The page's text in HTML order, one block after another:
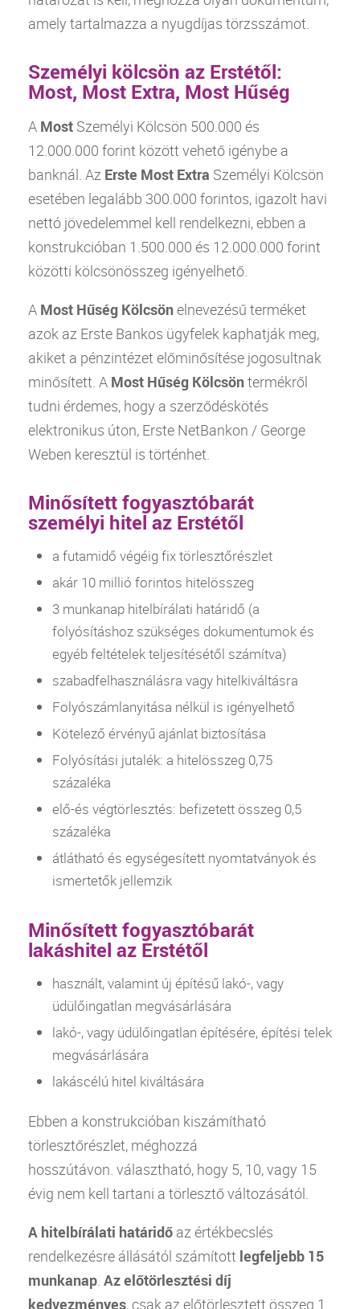
amely tartalmazza a nyugdíjas törzsszámot.
Személyi kölcsön az Erstétől:
Most, Most Extra, Most Hűség
A Most Személyi Kölcsön 500.000 és
12.000.000 forint között vehető igénybe a
banknál. Az Erste Most Extra Személyi Kölcsön
esetében legalább 300.000 forintos, igazolt havi
nettó jövedelemmel kell rendelkezni, ebben a
konstrukcióban 1.500.000 és 12.000.000 forint
közötti kölcsönösszeg igényelhető.
A Most Hűség Kölcsönelnevezésű terméket
azok az Erste Bankos ügyfelek kaphatják meg,
akiket a pénzintézet előminősítése jogosultnak
minősített. A Most Hűség Kölcsöntermékről
tudni érdemes, hogy a szerződéskötés
elektronikus úton, Erste NetBankon / George
Weben keresztül is történhet.
Minősített fogyasztóbarát
személyi hitel az Erstétől
a futamidő végéig fix törlesztőrészlet
akár 10 millió forintos hitelösszeg
3 munkanap hitelbírálati határidő (a
folyósításhoz szükséges dokumentumok és
egyéb feltételek teljesítésétől számítva)
szabadfelhasználásra vagy hitelkiváltásra
Folyószámlanyitása nélkül is igényelhető
Kötelező érvényű ajánlat biztosítása
Folyósítási jutalék: a hitelösszeg 0,75
százaléka
elő-és végtörlesztés: befizetett összeg 0,5
százaléka
átlátható és egységesített nyomtatványok és
ismertetők jellemzik
Minősített fogyasztóbarát
lakáshitel az Erstétől
használt, valamint új építésű lakó-, vagy
üdülőingatlan megvásárlására
lakó-, vagy üdülőingatlan építésére, építési telek
megvásárlására
lakáscélú hitel kiváltására
Ebben a konstrukcióban kiszámítható
törlesztőrészlet, méghozzá
hosszútávon. választható, hogy 5, 10, vagy 15
évig nem kell tartani a törlesztő változásától.
A hitelbírálati határidő az értékbecslés
rendelkezésre állásától számított legfeljebb 15
munkanap Az előtörlesztési díj
kedvezményes, csak az előtörlesztett összeg 1